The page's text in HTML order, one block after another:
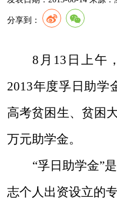
分享到：
8 月 13 日上午
2013年度孚日助学
高考贫困生、贫困
万元助学金。
“孚日助学金”
志个人出资设立的